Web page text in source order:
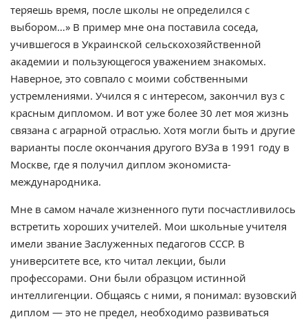
теряешь время, после школы не определился с
выбором…» В пример мне она поставила соседа,
учившегося в Украинской сельскохозяйственной
академии и пользующегося уважением знакомых.
Наверное, это совпало с моими собственными
устремлениями. Учился я с интересом, закончил вуз с
красным дипломом. И вот уже более 30 лет моя жизнь
связана с аграрной отраслью. Хотя могли быть и другие
варианты после окончания другого ВУЗа в 1991 году в
Москве, где я получил диплом экономиста-
международника.
Мне в самом начале жизненного пути посчастливилось
встретить хороших учителей. Мои школьные учителя
имели звание Заслуженных педагогов СССР. В
университете все, кто читал лекции, были
профессорами. Они были образцом истинной
интеллигенции. Общаясь с ними, я понимал: вузовский
диплом — это не предел, необходимо развиваться